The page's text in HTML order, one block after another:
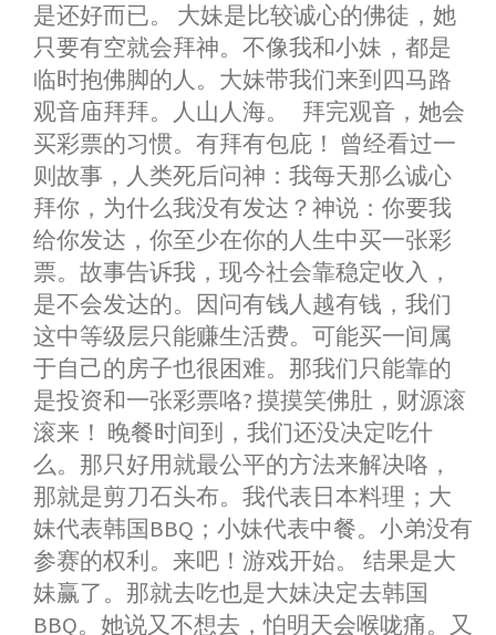
是还好而已。 大妹是比较诚心的佛徒，她
只要有空就会拜神。不像我和小妹，都是
临时抱佛脚的人。大妹带我们来到四马路
观音庙拜拜。人山人海。 拜完观音，她会
买彩票的习惯。有拜有包庇！ 曾经看过一
则故事，人类死后问神：我每天那么诚心
拜你，为什么我没有发达？神说：你要我
给你发达，你至少在你的人生中买一张彩
票。故事告诉我，现今社会靠稳定收入，
是不会发达的。因问有钱人越有钱，我们
这中等级层只能赚生活费。可能买一间属
于自己的房子也很困难。那我们只能靠的
是投资和一张彩票咯? 摸摸笑佛肚，财源滚
滚来！ 晚餐时间到，我们还没决定吃什
么。那只好用就最公平的方法来解决咯，
那就是剪刀石头布。我代表日本料理；大
妹代表韩国BBQ；小妹代表中餐。小弟没有
参赛的权利。来吧！游戏开始。 结果是大
妹赢了。那就去吃也是大妹决定去韩国
BBQ。她说又不想去，怕明天会喉咙痛。又